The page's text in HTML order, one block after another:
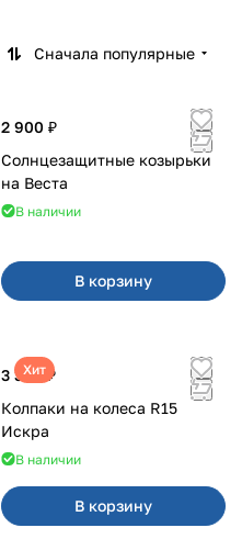
Сначала популярные
2 900 ₽
Солнцезащитные козырьки
на Веста
В наличии
В корзину
Хит
3 380 ₽
Колпаки на колеса R15
Искра
В наличии
В корзину